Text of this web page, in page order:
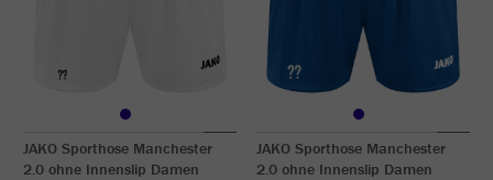
JAKO Sporthose Manchester
2.0 ohne Innenslip Damen
JAKO Sporthose Manchester
2.0 ohne Innenslip Damen